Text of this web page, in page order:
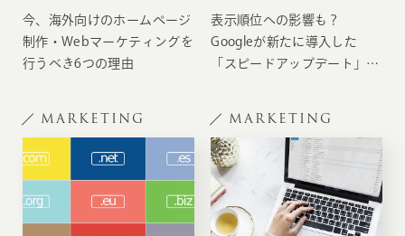
今、海外向けのホームページ
制作・Webマーケティングを
行うべき6つの理由
表示順位への影響も？
Googleが新たに導入した
「スピードアップデート」に
MARKETING MARKETING